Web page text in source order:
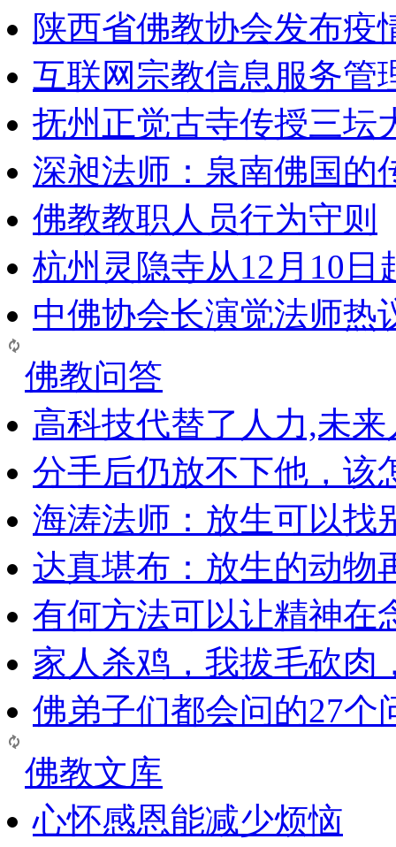
陕西省佛教协会发布疫
互联网宗教信息服务管
抚州正觉古寺传授三坛
深昶法师：泉南佛国的
佛教教职人员行为守则
杭州灵隐寺从12月10日
中佛协会长演觉法师热
佛教问答
高科技代替了人力,未
分手后仍放不下他，该
海涛法师：放生可以找
达真堪布：放生的动物
有何方法可以让精神在
家人杀鸡，我拔毛砍肉
佛弟子们都会问的27个
佛教文库
心怀感恩能减少烦恼